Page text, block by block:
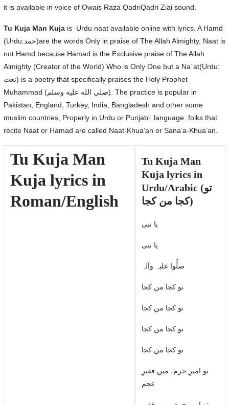
it is available in voice of Owais Raza QadriQadri Ziai sound.
Tu Kuja Man Kujais Urdu naat available online with lyrics. A Hamd
(Urdu:حمد)are the words Only in praise of The Allah Almighty, Naat is
not Hamd because Hamad is the Exclusive praise of The Allah
Almighty (Creator of the World) Who is Only One but a Na`at(Urdu:
نعت‎) is a poetry that specifically praises the Holy Prophet
Muhammad (صلى الله عليه وسلم). The practice is popular in
Pakistan, England, Turkey, India, Bangladesh and other some
muslim countries, Properly in Urdu or Punjabi language. folks that
recite Naat or Hamad are called Naat-Khua’an or Sana’a-Khua’an.
Tu Kuja Man
Kuja lyrics in
Roman/English
Tu Kuja Man
Kuja lyrics in
Urdu/Arabic (تو
کجا من کجا)
یا نبی
یا نبی
صلُّوا علیہ وآلہ
تو کجا من کجا
تو کجا من کجا
تو کجا من کجا
تو کجا من کجا
تو امیرِ حرم، میں فقیرِ
عجم